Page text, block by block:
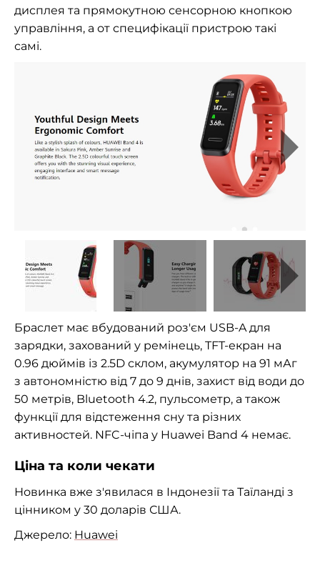
дисплея та прямокутною сенсорною кнопкою
управління, а от специфікації пристрою такі
самі.
Браслет має вбудований роз'єм USB-A для
зарядки, захований у ремінець, TFT-екран на
0.96 дюймів із 2.5D склом, акумулятор на 91 мАг
з автономністю від 7 до 9 днів, захист від води до
50 метрів, Bluetooth 4.2, пульсометр, а також
функції для відстеження сну та різних
активностей. NFC-чіпа у Huawei Band 4 немає.
Ціна та коли чекати
Новинка вже з'явилася в Індонезії та Таїланді з
цінником у 30 доларів США.
Джерело: Huawei